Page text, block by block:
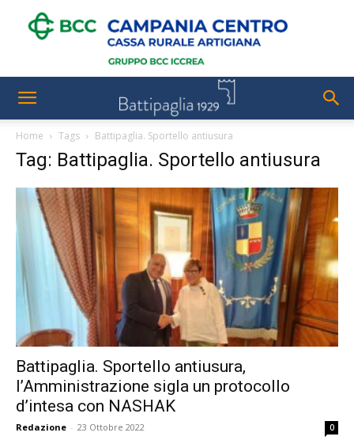
Home Tags Battipaglia. Sportello antiusura
Tag: Battipaglia. Sportello antiusura
Battipaglia. Sportello antiusura,
l’Amministrazione sigla un protocollo
d’intesa con NASHAK
Redazione - 23 Ottobre 2022 0